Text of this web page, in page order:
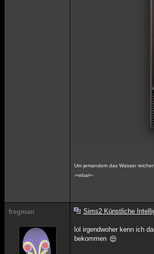
Um jemandem das Wasser
-=ebai=-
fregman Sims2 Künstliche
lol irgendwoher kenn ich
bekommen